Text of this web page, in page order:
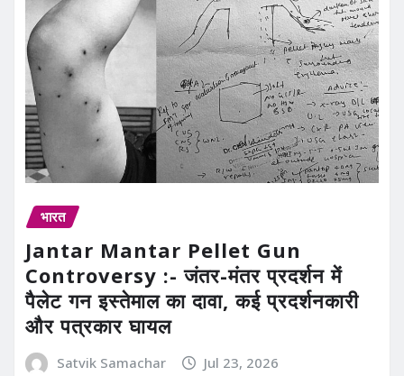
भारत
Jantar Mantar Pellet Gun
Controversy :- जंतर-मंतर प्रदर्शन में
पैलेट गन इस्तेमाल का दावा, कई प्रदर्शनकारी
और पत्रकार घायल
Satvik Samachar Jul 23, 2026